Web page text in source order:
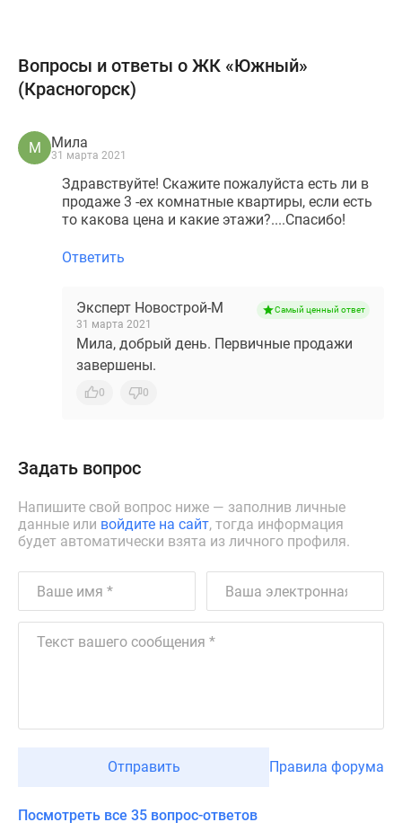
Вопросы и ответы о ЖК «Южный»
(Красногорск)
М Мила
31 марта 2021
Здравствуйте! Скажите пожалуйста есть ли в
продаже 3 -ех комнатные квартиры, если есть
то какова цена и какие этажи?....Спасибо!
Ответить
Эксперт Новострой-М
31 марта 2021
Самый ценный ответ
Мила, добрый день. Первичные продажи
завершены.
0 0
Задать вопрос
Напишите свой вопрос ниже — заполнив личные
данные или войдите на сайт, тогда информация
будет автоматически взята из личного профиля.
Отправить Правила форума
Посмотреть все 35 вопрос-ответов